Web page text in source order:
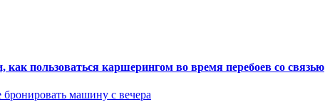
пользоваться каршерингом во время перебоев со связью
машину с вечера